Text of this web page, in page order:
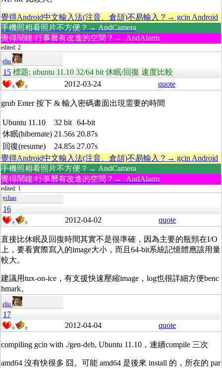
覺得Android中文輸入法(注音、倉頡)不易輸入？→ gcin Android
手機照相看照片不方便？→ AndCamera
覺得鬧鐘/行事曆有改進的空間？→ AndAlarm
edited: 2
eliu
15 標題: ubuntu 11.10 32/64 bit 休眠/回復 速度比較
0 0 2012-03-24 quote
grub Enter 按下 & 輸入密碼畫面出現需要的時間
Ubuntu 11.10 32 bit 64-bit
休眠(hibernate) 21.56s 20.87s
回復(resume)
24.85s 27.07s
覺得Android中文輸入法(注音、倉頡)不易輸入？→ gcin Android
手機照相看照片不方便？→ AndCamera
覺得鬧鐘/行事曆有改進的空間？→ AndAlarm
edited: 1
ychao
16
0 0 2012-04-02 quote
直接比休眠及回復時間其實不是很準確，因為主要的瓶頸在I/O
上，要看實際寫入的image大小，而且64-bit系統記憶體應該用量
較大。
建議用tux-on-ice，有支援快速壓縮image，log也很詳細方便benc
hmark。
eliu
17
0 0 2012-04-04 quote
compiling gcin with ./gen-deb, Ubuntu 11.10，連續compile 三次
amd64 沒有快很多 囧。可能 amd64 是後來 install 的，所在的 par